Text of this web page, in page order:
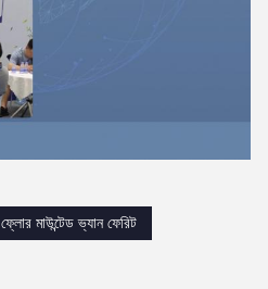
ফ্লোর মাউন্টেড ভ্যান ফেরিট